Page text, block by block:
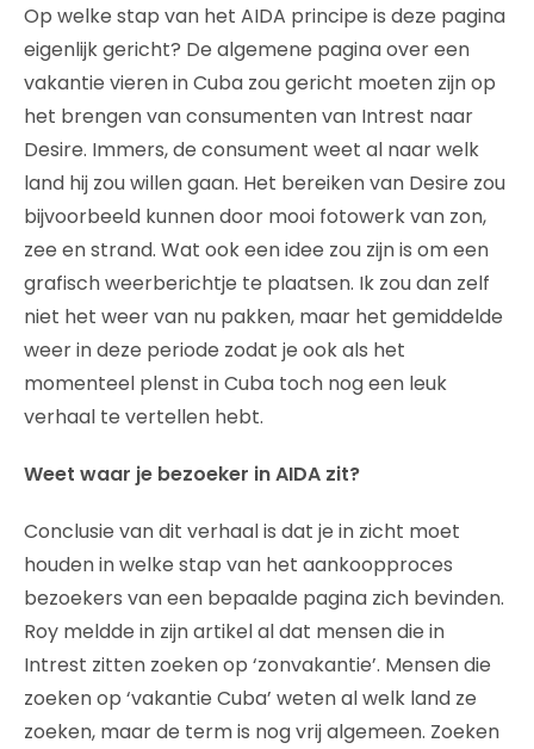
Op welke stap van het AIDA principe is deze pagina
eigenlijk gericht? De algemene pagina over een
vakantie vieren in Cuba zou gericht moeten zijn op
het brengen van consumenten van Intrest naar
Desire. Immers, de consument weet al naar welk
land hij zou willen gaan. Het bereiken van Desire zou
bijvoorbeeld kunnen door mooi fotowerk van zon,
zee en strand. Wat ook een idee zou zijn is om een
grafisch weerberichtje te plaatsen. Ik zou dan zelf
niet het weer van nu pakken, maar het gemiddelde
weer in deze periode zodat je ook als het
momenteel plenst in Cuba toch nog een leuk
verhaal te vertellen hebt.
Weet waar je bezoeker in AIDA zit?
Conclusie van dit verhaal is dat je in zicht moet
houden in welke stap van het aankoopproces
bezoekers van een bepaalde pagina zich bevinden.
Roy meldde in zijn artikel al dat mensen die in
Intrest zitten zoeken op ‘zonvakantie’. Mensen die
zoeken op ‘vakantie Cuba’ weten al welk land ze
zoeken, maar de term is nog vrij algemeen. Zoeken